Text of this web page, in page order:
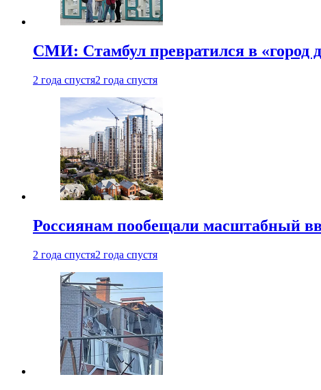
СМИ: Стамбул превратился в «город
2 года спустя2 года спустя
Россиянам пообещали масштабный
2 года спустя2 года спустя